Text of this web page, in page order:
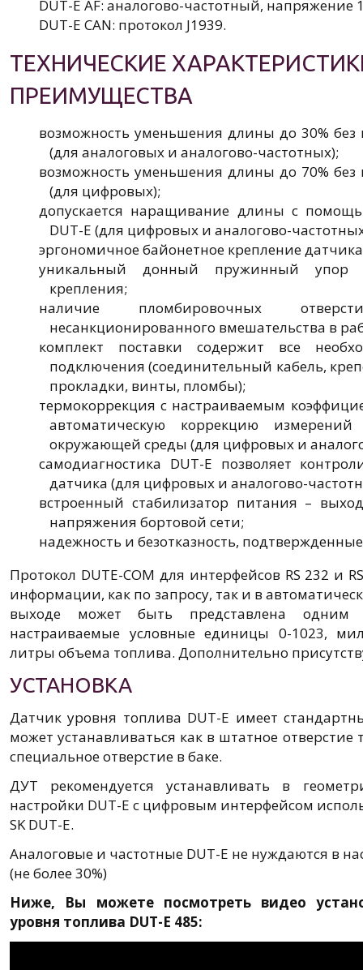
DUT-E AF: аналогово-частотный, напряжение
DUT-E CAN: протокол J1939.
ТЕХНИЧЕСКИЕ
ПРЕИМУЩЕСТВА
возможность уменьшения длины до 30% без
(для аналоговых и аналогово-частотных);
возможность уменьшения длины до 70% без
(для цифровых);
допускается наращивание длины с
DUT-E (для цифровых и аналогово-
эргономичное байонетное крепление
уникальный донный пружинный упор
крепления;
наличие пломбировочных
несанкционированного вмешательства в
комплект поставки содержит все
подключения (соединительный кабель,
прокладки, винты, пломбы);
термокоррекция с настраиваемым
автоматическую коррекцию
окружающей среды (для цифровых и
самодиагностика DUT-E позволяет
датчика (для цифровых и аналогово-
встроенный стабилизатор питания –
напряжения бортовой сети;
надежность и безотказность,
Протокол DUTE-COM для интерфейсов RS 232 и
информации, как по запросу, так и в
выходе может быть представлена одним
настраиваемые условные единицы 0-1023,
литры объема топлива. Дополнительно
УСТАНОВКА
Датчик уровня топлива DUT-E имеет
может устанавливаться как в штатное отверстие
специальное отверстие в баке.
ДУТ рекомендуется устанавливать в
настройки DUT-E с цифровым интерфейсом
SK DUT-E.
Аналоговые и частотные DUT-E не нуждаются в
(не более 30%)
Ниже, Вы можете посмотреть видео
уровня топлива DUT-E 485: